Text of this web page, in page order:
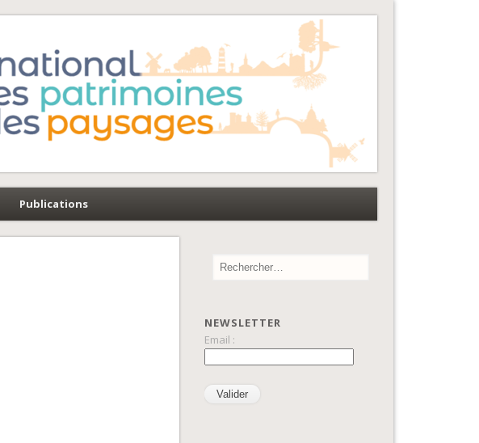
Publications
NEWSLETTER
Email :